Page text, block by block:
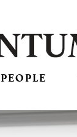
PEOPLE